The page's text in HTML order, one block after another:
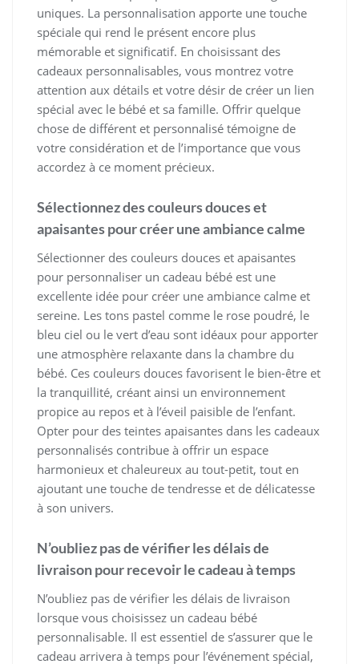
uniques. La personnalisation apporte une touche
spéciale qui rend le présent encore plus
mémorable et significatif. En choisissant des
cadeaux personnalisables, vous montrez votre
attention aux détails et votre désir de créer un lien
spécial avec le bébé et sa famille. Offrir quelque
chose de différent et personnalisé témoigne de
votre considération et de l’importance que vous
accordez à ce moment précieux.
Sélectionnez des couleurs douces et
apaisantes pour créer une ambiance calme
Sélectionner des couleurs douces et apaisantes
pour personnaliser un cadeau bébé est une
excellente idée pour créer une ambiance calme et
sereine. Les tons pastel comme le rose poudré, le
bleu ciel ou le vert d’eau sont idéaux pour apporter
une atmosphère relaxante dans la chambre du
bébé. Ces couleurs douces favorisent le bien-être et
la tranquillité, créant ainsi un environnement
propice au repos et à l’éveil paisible de l’enfant.
Opter pour des teintes apaisantes dans les cadeaux
personnalisés contribue à offrir un espace
harmonieux et chaleureux au tout-petit, tout en
ajoutant une touche de tendresse et de délicatesse
à son univers.
N’oubliez pas de vérifier les délais de
livraison pour recevoir le cadeau à temps
N’oubliez pas de vérifier les délais de livraison
lorsque vous choisissez un cadeau bébé
personnalisable. Il est essentiel de s’assurer que le
cadeau arrivera à temps pour l’événement spécial,